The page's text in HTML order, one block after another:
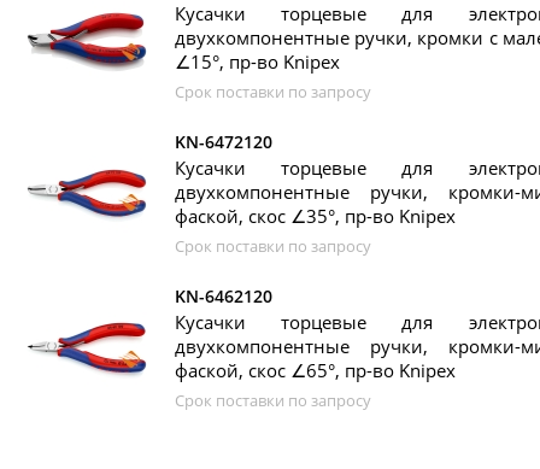
Кусачки торцевые для
двухкомпонентные ручки, кромки с
∠15°, пр-во Knipex
Срок поставки по запросу
KN-6472120
Кусачки торцевые для
двухкомпонентные ручки,
фаской, скос ∠35°, пр-во Knipex
Срок поставки по запросу
KN-6462120
Кусачки торцевые для
двухкомпонентные ручки,
фаской, скос ∠65°, пр-во Knipex
Срок поставки по запросу